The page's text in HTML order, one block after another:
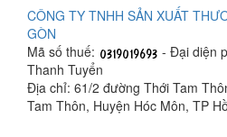
CÔNG TY TNHH SẢN XUẤT
GÒN
Mã số thuế:
- Đại diện
Thanh Tuyển
Địa chỉ: 61/2 đường Thới Tam
Tam Thôn, Huyện Hóc Môn, TP